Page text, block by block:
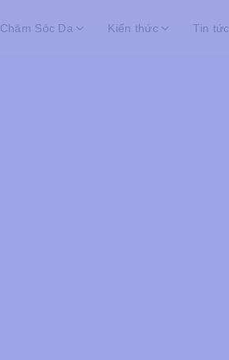
Chăm Sóc Da Kiến thức Tin tức